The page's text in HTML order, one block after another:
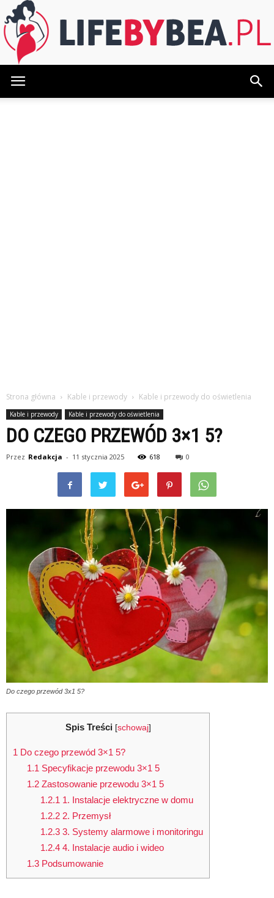
Strona główna Kable i przewody Kable i przewody do oświetlenia
Kable i przewody Kable i przewody do oświetlenia
DO CZEGO PRZEWÓD 3×1 5?
Przez Redakcja - 11 stycznia 2025 618 0
Do czego przewód 3x1 5?
Spis Treści [schowaj]
1 Do czego przewód 3×1 5?
1.1 Specyfikacje przewodu 3×1 5
1.2Zastosowanie przewodu 3×1 5
1.2.1 1. Instalacje elektryczne w domu
1.2.2 2. Przemysł
1.2.3 3. Systemy alarmowe i monitoringu
1.2.4 4. Instalacje audio i wideo
1.3Podsumowanie